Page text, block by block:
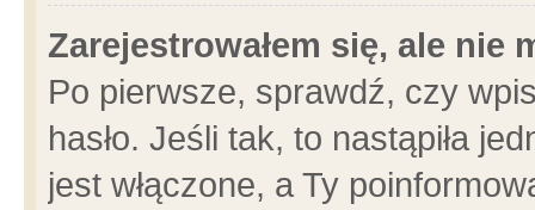
Zarejestrowałem się, ale nie
Po pierwsze, sprawdź, czy
hasło. Jeśli tak, to nastąpiła
jest włączone, a Ty